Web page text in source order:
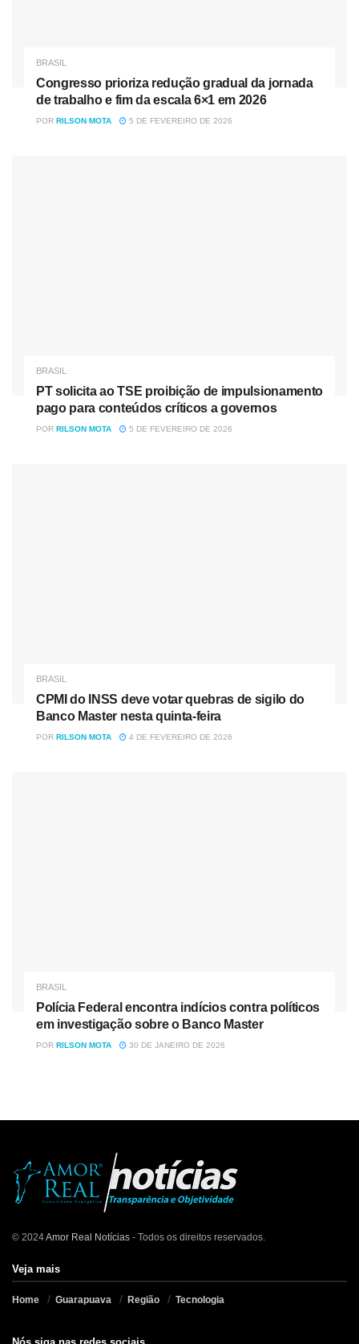
BRASIL
Congresso prioriza redução gradual da jornada
de trabalho e fim da escala 6×1 em 2026
POR RILSON MOTA 5 DE FEVEREIRO DE 2026
BRASIL
PT solicita ao TSE proibição de impulsionamento
pago para conteúdos críticos a governos
POR RILSON MOTA 5 DE FEVEREIRO DE 2026
BRASIL
CPMI do INSS deve votar quebras de sigilo do
Banco Master nesta quinta-feira
POR RILSON MOTA 4 DE FEVEREIRO DE 2026
BRASIL
Polícia Federal encontra indícios contra políticos
em investigação sobre o Banco Master
POR RILSON MOTA 30 DE JANEIRO DE 2026
© 2024Amor Real Notícias - Todos os direitos reservados.
Veja mais
Home Guarapuava Região Tecnologia